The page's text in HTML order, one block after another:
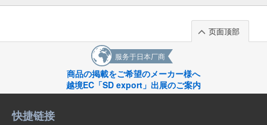
页面顶部
服务于日本厂商
商品の掲載をご希望のメーカー様へ
越境EC「SD export」出展のご案内
快捷链接